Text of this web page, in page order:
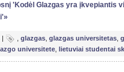
'Kodėl Glazgas yra įkvepiantis
| glazgas glazgas universitetas
universitete lietuviai studentai